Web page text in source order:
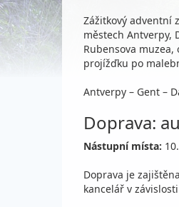
Zážitkový adventní
městech Antverpy,
Rubensova
projížďku po
Antverpy – Gent –
Doprava:
Nástupní místa:
Doprava je
kancelář v